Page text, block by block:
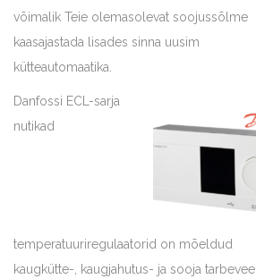
võimalik Teie olemasolevat soojussõlme
kaasajastada lisades sinna uusim
kütteautomaatika.
Danfossi ECL-sarja
nutikad
temperatuuriregulaatorid on mõeldud
kaugkütte-, kaugjahutus- ja sooja tarbevee